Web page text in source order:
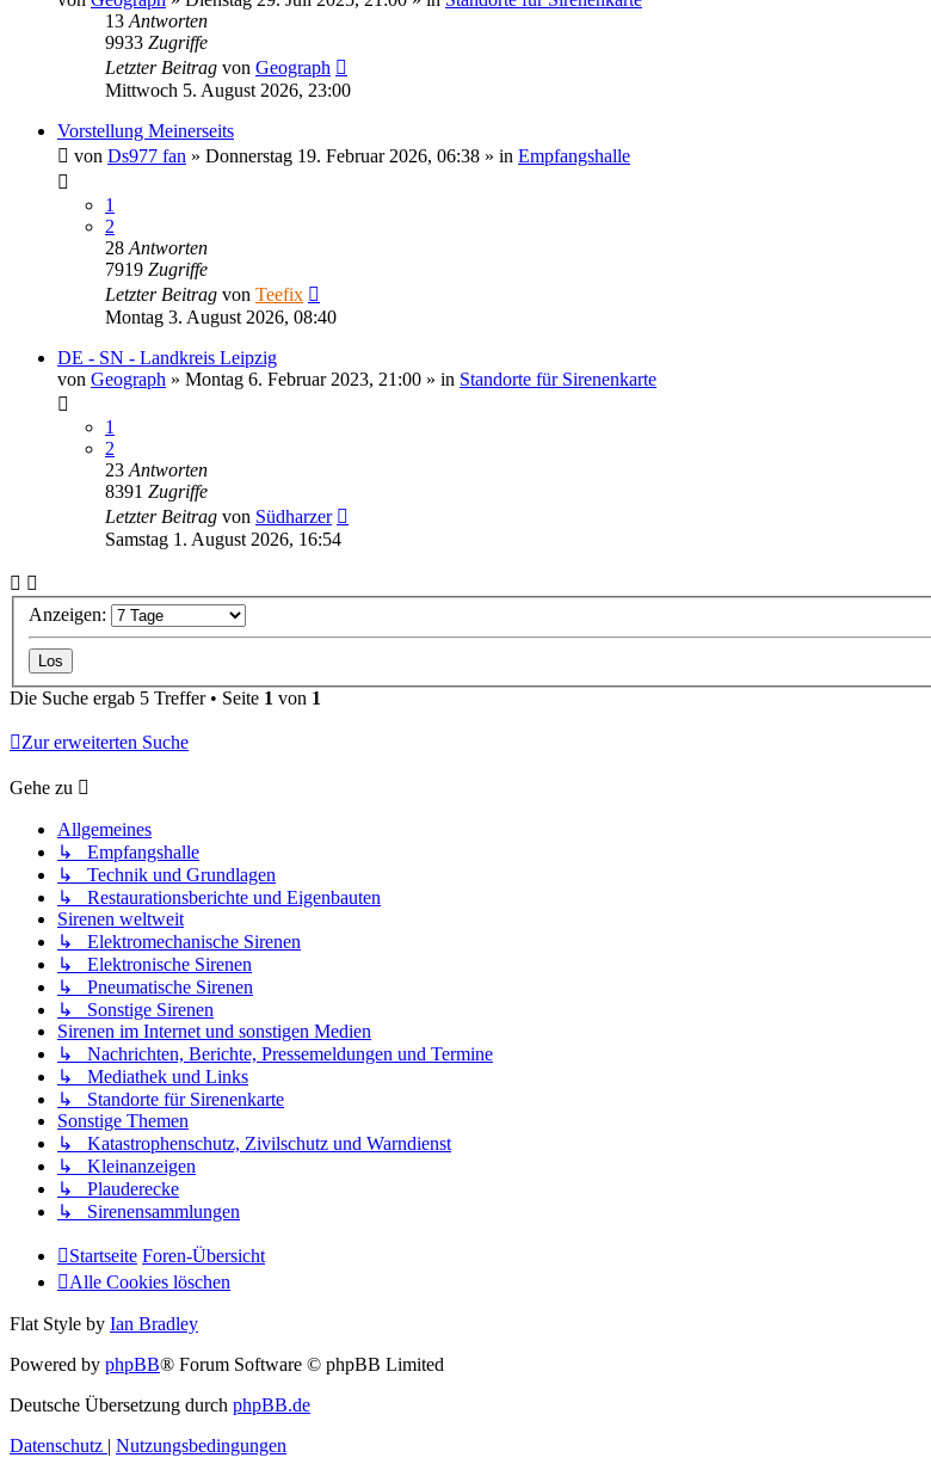
13 Antworten
9933 Zugriffe
Letzter Beitrag von Geograph
Mittwoch 5. August 2026, 23:00
Vorstellung Meinerseits
von Ds977 fan » Donnerstag 19. Februar 2026, 06:38 » in Empfangshalle
1
2
28 Antworten
7919 Zugriffe
Letzter Beitrag von Teefix
Montag 3. August 2026, 08:40
DE - SN - Landkreis Leipzig
von Geograph » Montag 6. Februar 2023, 21:00 » in Standorte für Sirenenkarte
1
2
23 Antworten
8391 Zugriffe
Letzter Beitrag von Südharzer
Samstag 1. August 2026, 16:54
Anzeigen:
Die Suche ergab 5 Treffer • Seite 1 von 1
Zur erweiterten Suche
Gehe zu
Allgemeines
↳ Empfangshalle
↳ Technik und Grundlagen
↳ Restaurationsberichte und Eigenbauten
Sirenen weltweit
↳ Elektromechanische Sirenen
↳ Elektronische Sirenen
↳ Pneumatische Sirenen
↳ Sonstige Sirenen
Sirenen im Internet und sonstigen Medien
↳ Nachrichten, Berichte, Pressemeldungen und Termine
↳ Mediathek und Links
↳ Standorte für Sirenenkarte
Sonstige Themen
↳ Katastrophenschutz, Zivilschutz und Warndienst
↳ Kleinanzeigen
↳ Plauderecke
↳ Sirenensammlungen
Startseite Foren-Übersicht
Alle Cookies löschen
Flat Style by Ian Bradley
Powered by phpBB® Forum Software © phpBB Limited
Deutsche Übersetzung durch phpBB.de
Datenschutz
Nutzungsbedingungen